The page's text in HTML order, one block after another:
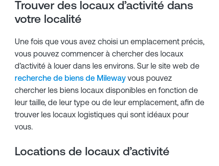
Trouver des locaux d’activité dans
votre localité
Une fois que vous avez choisi un emplacement précis,
vous pouvez commencer à chercher des locaux
d’activité à louer dans les environs. Sur le site web de
recherche de biens de Mileway vous pouvez
chercher les biens locaux disponibles en fonction de
leur taille, de leur type ou de leur emplacement, afin de
trouver les locaux logistiques qui sont idéaux pour
vous.
Locations de locaux d’activité